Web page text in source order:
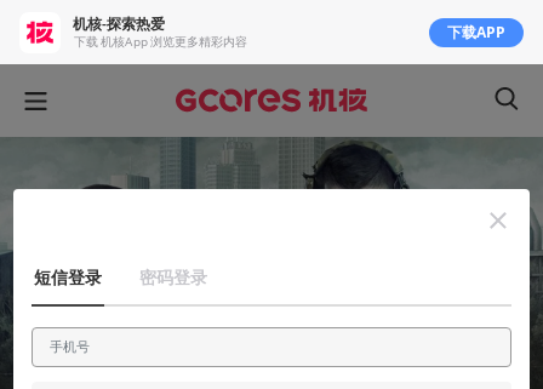
机核-探索热爱
下载 机核App 浏览更多精彩内容 下载APP
短信登录 密码登录